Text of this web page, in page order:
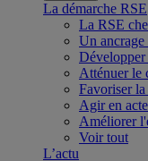
La démarche RSE
La RSE
Un
Atténuer le
Favoriser
Agir en
Améliorer
Voir tout
L’actu